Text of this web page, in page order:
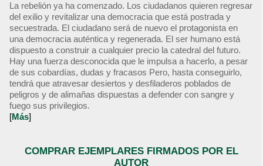
La rebelión ya ha comenzado. Los ciudadanos quieren regresar
del exilio y revitalizar una democracia que está postrada y
secuestrada. El ciudadano será de nuevo el protagonista en
una democracia auténtica y regenerada. El ser humano está
dispuesto a construir a cualquier precio la catedral del futuro.
Hay una fuerza desconocida que le impulsa a hacerlo, a pesar
de sus cobardías, dudas y fracasos Pero, hasta conseguirlo,
tendrá que atravesar desiertos y desfiladeros poblados de
peligros y de alimañas dispuestas a defender con sangre y
fuego sus privilegios.
[Más]
COMPRAR EJEMPLARES FIRMADOS POR EL
AUTOR